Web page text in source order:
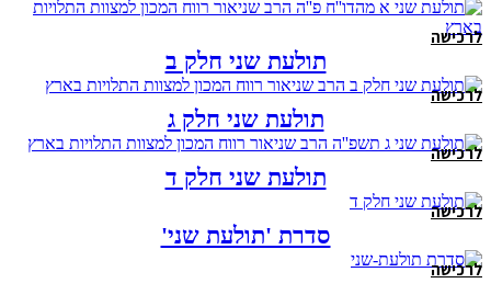
לרכישה
תולעת שני חלק ב
לרכישה
תולעת שני חלק ג
לרכישה
תולעת שני חלק ד
לרכישה
סדרת 'תולעת שני'
לרכישה